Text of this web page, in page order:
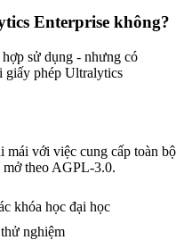
Enterprise không?
sử dụng - nhưng có
giấy phép Ultralytics
mái với việc cung cấp toàn bộ
theo AGPL-3.0.
khóa học đại học
nghiệm